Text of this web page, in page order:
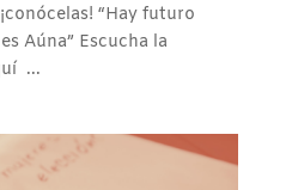
“Hay futuro
Aúna” Escucha la
...